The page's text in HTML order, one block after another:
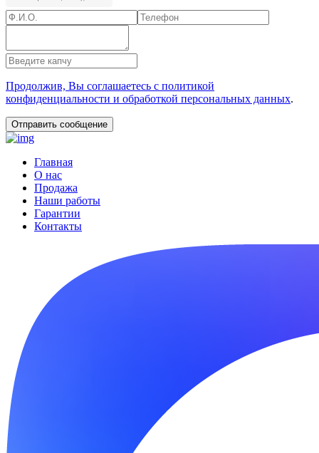
Продолжив, Вы соглашаетесь с политикой
конфиденциальности и обработкой персональных данных.
Главная
О нас
Продажа
Наши работы
Гарантии
Контакты